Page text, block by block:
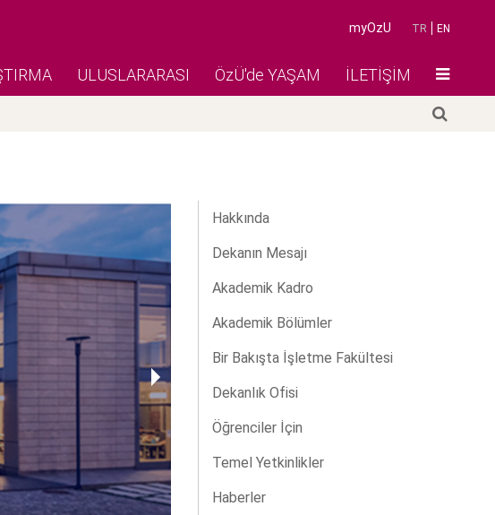
TR EN
myOzU
ULUSLARARASI ÖzÜ'de YAŞAM İLETİŞİM
Hakkında
Dekanın Mesajı
Akademik Kadro
Akademik Bölümler
Bir Bakışta İşletme Fakültesi
Dekanlık Ofisi
Öğrenciler İçin
Temel Yetkinlikler
Haberler